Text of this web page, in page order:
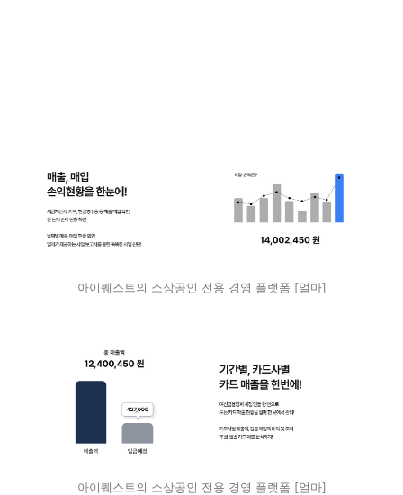
아이퀘스트의 소상공인 전용 경영 플랫폼 [얼마]
아이퀘스트의 소상공인 전용 경영 플랫폼 [얼마]